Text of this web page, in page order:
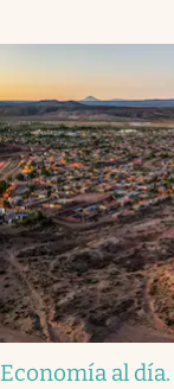
Economía al día.